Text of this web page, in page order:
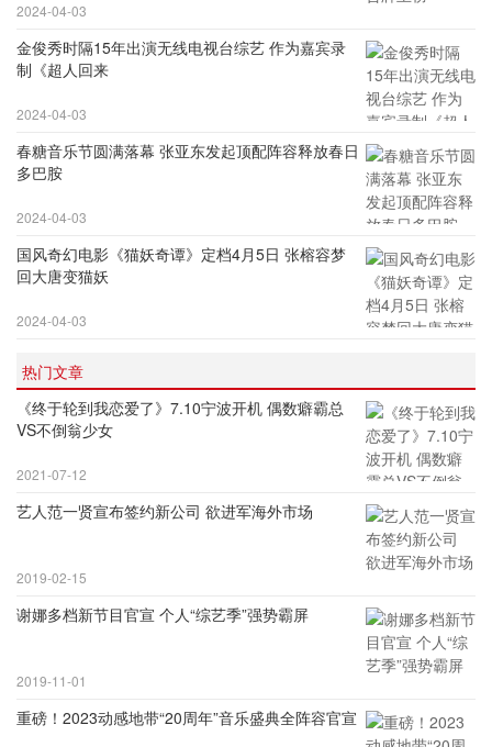
2024-04-03
金俊秀时隔15年出演无线电视台综艺 作为嘉宾录
制《超人回来
2024-04-03
春糖音乐节圆满落幕 张亚东发起顶配阵容释放春日
多巴胺
2024-04-03
国风奇幻电影《猫妖奇谭》定档4月5日 张榕容梦
回大唐变猫妖
2024-04-03
热门文章
《终于轮到我恋爱了》7.10宁波开机 偶数癖霸总
VS不倒翁少女
2021-07-12
艺人范一贤宣布签约新公司 欲进军海外市场
2019-02-15
谢娜多档新节目官宣 个人“综艺季”强势霸屏
2019-11-01
重磅！2023动感地带“20周年”音乐盛典全阵容官宣